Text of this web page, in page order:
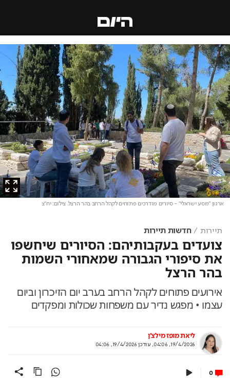
ארגון "מסע ישראלי" - סיורים מודרכים פתוחים לקהל הרחב בהר הרצל. צילום: יח"צ
תיירות חדשות תיירות
צועדים בעקבותיהם: הסיורים שיחשפו
את סיפורי הגבורה שמאחורי השמות
בהר הרצל
אירועים פתוחים לקהל הרחב בערב יום הזיכרון וביום
עצמו • מפגש נדיר עם משפחות שכולות ומפקדים
ליאת מופז מילצ'ן
19/4/2026, 04:06
, עודכן 19/4/2026, 04:06
0